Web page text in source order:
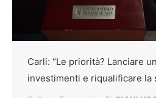
Carli: “Le priorità? Lanciare
investimenti e riqualificare la